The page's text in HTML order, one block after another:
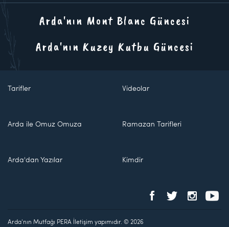
Arda'nın Mont Blanc Güncesi
Arda'nın Kuzey Kutbu Güncesi
Tarifler Videolar
Arda ile Omuz Omuza Ramazan Tarifleri
Arda'dan Yazılar Kimdir
Arda'nın Mutfağı PERA İletişim yapımıdır. © 2026